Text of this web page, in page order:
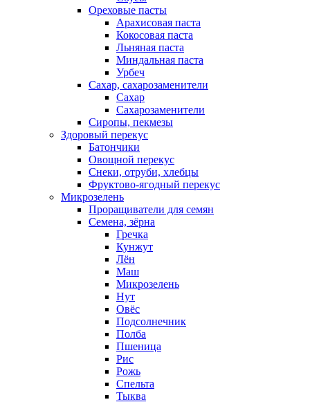
Ореховые пасты
Арахисовая паста
Кокосовая паста
Льняная паста
Миндальная паста
Урбеч
Сахар, сахарозаменители
Сахар
Сахарозаменители
Сиропы, пекмезы
Здоровый перекус
Батончики
Овощной перекус
Снеки, отруби, хлебцы
Фруктово-ягодный перекус
Микрозелень
Проращиватели для семян
Семена, зёрна
Гречка
Кунжут
Лён
Маш
Микрозелень
Нут
Овёс
Подсолнечник
Полба
Пшеница
Рис
Рожь
Спельта
Тыква